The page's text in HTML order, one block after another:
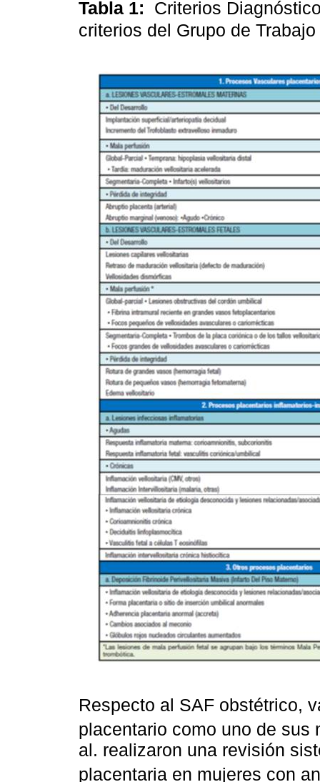
Tabla 1: Criterios
criterios del Grupo de
Respecto al SAF obstétrico,
placentario como uno de sus
al. realizaron una revisión
placentaria en mujeres con